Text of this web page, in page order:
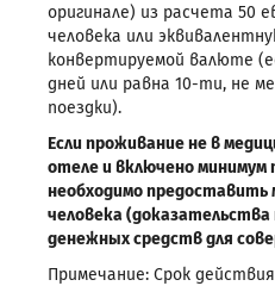
оригинале) из расчета 50
человека или
конвертируемой валюте
дней или равна 10-ти, не
поездки).
Если проживание не в
отеле и включено
необходимо предоставить
человека
денежных средств для
Примечание: Срок